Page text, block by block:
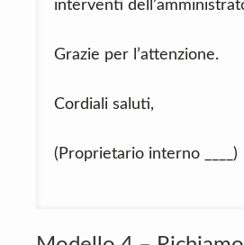
interventi
Grazie per l’attenzione.
Cordiali saluti,
(Proprietario interno ____)